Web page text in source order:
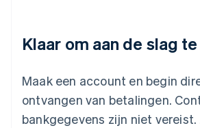
Klaar om aan de slag
Maak een account en begin
ontvangen van betalingen.
bankgegevens zijn niet vereist.
FrançaisDeutschEnglish
English
Malta
English
Mexico